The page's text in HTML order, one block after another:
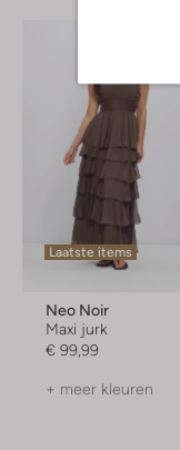
Laatste items
Neo Noir
Maxi jurk
€ 99,99
+ meer kleuren